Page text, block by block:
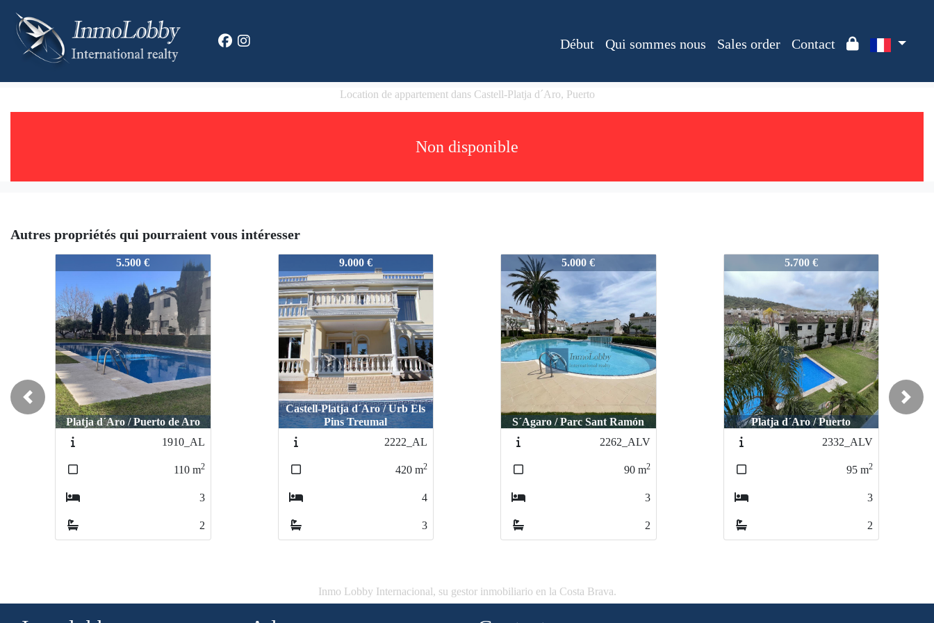
Début Qui sommes nous Sales order Contact
Location de appartement dans Castell-Platja d´Aro, Puerto
Non disponible
Autres propriétés qui pourraient vous intéresser
5.500 €
Platja d´Aro / Puerto de Aro
1910_AL
110 m2
3
2
9.000 €
Castell-Platja d´Aro / Urb Els
Pins Treumal
2222_AL
420 m2
4
3
2411_ALV 5.000 €
S´Agaro / Parc Sant Ramón
2262_ALV
90 m2
3
2
5.700 €
Platja d´Aro / Puerto
2332_ALV
95 m2
3
2
Previous Next
Inmo Lobby Internacional, su gestor inmobiliario en la Costa Brava.